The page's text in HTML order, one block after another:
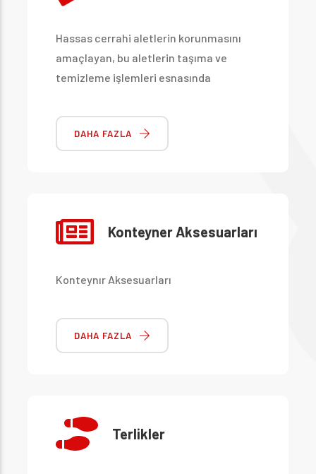
Hassas cerrahi aletlerin korunmasını
amaçlayan, bu aletlerin taşıma ve
temizleme işlemleri esnasında
engelleyen aletlerdir
DAHA FAZLA
Konteyner Aksesuarları
Konteynır Aksesuarları
DAHA FAZLA
Terlikler